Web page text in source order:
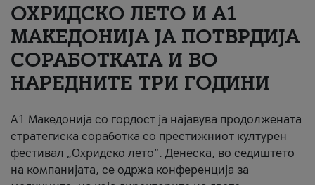
#ПодобарОнлајн
ОХРИДСКО ЛЕТО И A1
МАКЕДОНИЈА ЈА ПОТВРДИЈА
СОРАБОТКАТА И ВО
НАРЕДНИТЕ ТРИ ГОДИНИ
A1 Македонија со гордост ја најавува продолжената
стратегиска соработка со престижниот културен
фестивал „Охридско лето“. Денеска, во седиштето
на компанијата, се одржа конференција за